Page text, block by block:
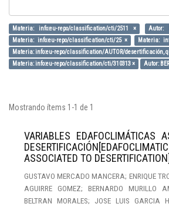
Materia: info:eu-repo/classification/cti/2511 ×
Autor:
Materia: info:eu-repo/classification/cti/25 ×
Materia:
Materia: info:eu-repo/classification/AUTOR/desertificación,
Materia: info:eu-repo/classification/cti/310313 ×
Autor:
Mostrando ítems 1-1 de 1
VARIABLES EDAFOCLIMÁTICAS
ASSOCIATED TO DESERTIFICATION]
GUSTAVO MERCADO MANCERA; ENRIQUE
AGUIRRE GOMEZ; BERNARDO MURILLO
BELTRAN MORALES; JOSE LUIS GARCIA